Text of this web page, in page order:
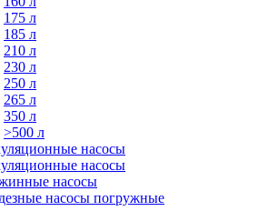
175 л
185 л
210 л
230 л
250 л
265 л
350 л
>500 л
насосы
насосы
насосы
насосы погружные